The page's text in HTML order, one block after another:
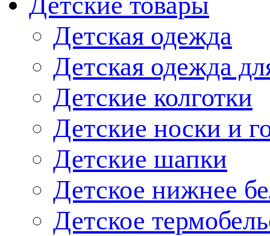
Детская одежда
Детская одежда
Детские колготки
Детские носки и
Детские шапки
Детское нижнее
Детское